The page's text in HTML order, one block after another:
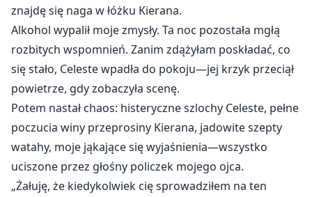
znajdę się naga w łóżku Kierana.
Alkohol wypalił moje zmysły. Ta noc pozostała mgłą
rozbitych wspomnień. Zanim zdążyłam poskładać, co
się stało, Celeste wpadła do pokoju—jej krzyk przeciął
powietrze, gdy zobaczyła scenę.
Potem nastał chaos: histeryczne szlochy Celeste, pełne
poczucia winy przeprosiny Kierana, jadowite szepty
watahy, moje jąkające się wyjaśnienia—wszystko
uciszone przez głośny policzek mojego ojca.
„Żałuję, że kiedykolwiek cię sprowadziłem na ten